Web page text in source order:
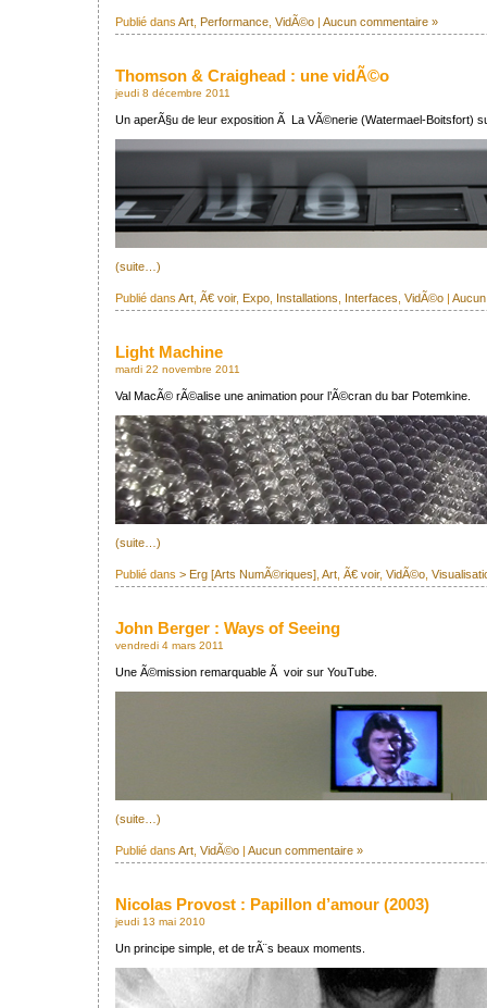
Publié dans Art Performance VidÃ©o | Aucun commentaire »
Thomson & Craighead : une vidÃ©o
jeudi 8 décembre 2011
Un aperÃ§u de leur exposition Ã La VÃ©nerie (Watermael-Boitsfort)
(suite…)
Publié dans Art Ã€ voir, Expo Installations Interfaces VidÃ©o |
Light Machine
mardi 22 novembre 2011
Val MacÃ© rÃ©alise une animation pour l’Ã©cran du bar Potemkine.
(suite…)
Publié dans > Erg [Arts NumÃ©riques] Art Ã€ voir, VidÃ©o
John Berger : Ways of Seeing
vendredi 4 mars 2011
Une Ã©mission remarquable Ã voir sur YouTube.
(suite…)
Publié dans Art VidÃ©o | Aucun commentaire »
Nicolas Provost : Papillon d’amour (2003)
jeudi 13 mai 2010
Un principe simple, et de trÃ¨s beaux moments.